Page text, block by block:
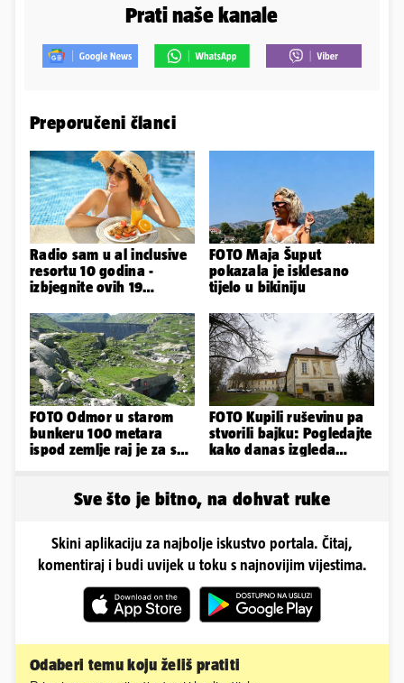
Prati naše kanale
Preporučeni članci
Radio sam u al inclusive
resortu 10 godina -
izbjegnite ovih 19
odmor
FOTO Maja Šuput
pokazala je isklesano
tijelo u bikiniju
FOTO Odmor u starom
bunkeru 100 metara
ispod zemlje raj je za sva
FOTO Kupili ruševinu pa
stvorili bajku: Pogledajte
kako danas izgleda
Sve što je bitno, na dohvat ruke
Skini aplikaciju za najbolje iskustvo portala. Čitaj,
komentiraj i budi uvijek u toku s najnovijim vijestima.
Odaberi temu koju želiš pratiti